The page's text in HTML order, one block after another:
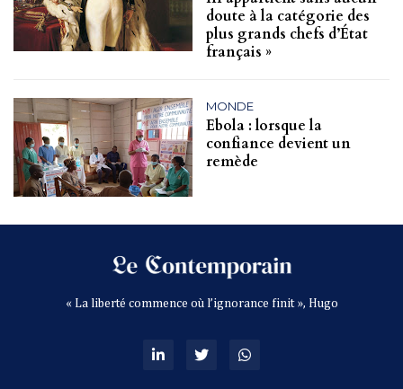
doute à la catégorie des
plus grands chefs d’État
français »
MONDE
Ebola : lorsque la
confiance devient un
remède
« La liberté commence où l’ignorance finit », Hugo